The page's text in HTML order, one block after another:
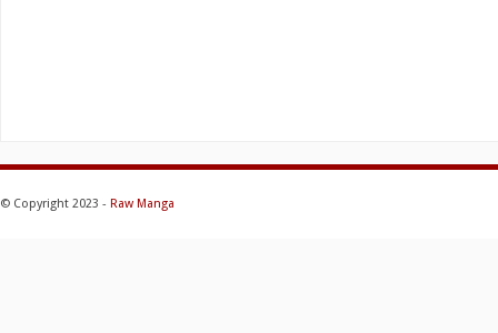
© Copyright 2023 - Raw Manga